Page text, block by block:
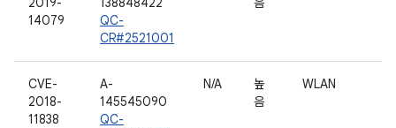
14079
QC-
CR#2521001
CVE-
2018-
11838
A-
145545090
QC-
N/A
높
음
WLAN